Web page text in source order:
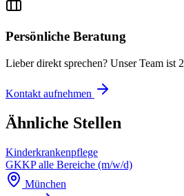
Persönliche Beratung
Lieber direkt sprechen? Unser Team ist
Kontakt aufnehmen
Ähnliche Stellen
Kinderkrankenpflege
GKKP alle Bereiche (m/w/d)
München